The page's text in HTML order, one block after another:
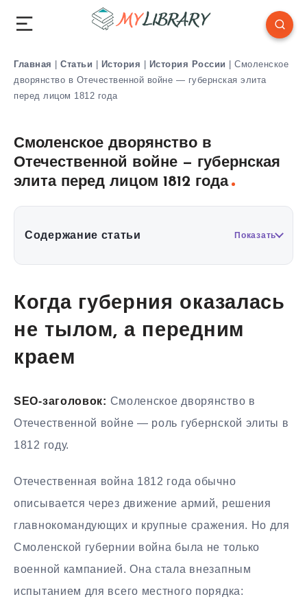
Главная | Статьи | История | История России | Смоленское
дворянство в Отечественной войне — губернская элита
перед лицом 1812 года
Смоленское дворянство в
Отечественной войне — губернская
элита перед лицом 1812 года
Содержание статьи Показать
Когда губерния оказалась
не тылом, а передним
краем
SEO-заголовок: Смоленское дворянство в
Отечественной войне — роль губернской элиты в
1812 году.
Отечественная война 1812 года обычно
описывается через движение армий, решения
главнокомандующих и крупные сражения. Но для
Смоленской губернии война была не только
военной кампанией. Она стала внезапным
испытанием для всего местного порядка: